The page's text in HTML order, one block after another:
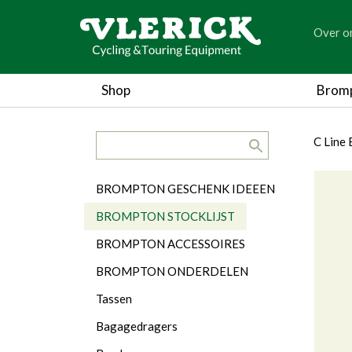
Over
Shop
C Line
Categorieën
BROMPTON GESCHENK IDEEEN
BROMPTON STOCKLIJST
BROMPTON ACCESSOIRES
BROMPTON ONDERDELEN
Tassen
Bagagedragers